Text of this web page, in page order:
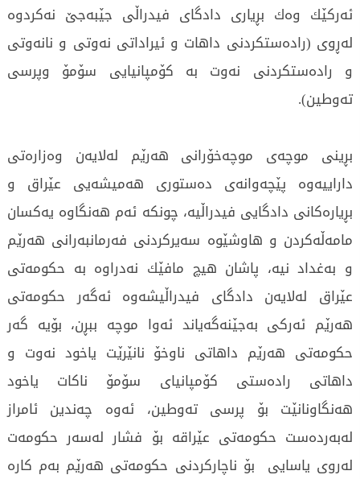
ئەركێك وەك بڕیاری دادگای فیدراڵی جێبەجێ نەكردوە
لەڕوی (رادەستكردنی داهات و ئیراداتی نەوتی و نانەوتی
و رادەستكردنی نەوت بە كۆمپانیایی سۆمۆ وپرسی
تەوطین).
بڕینی موچەی موچەخۆرانی هەرێم لەلایەن وەزارەتی
داراییەوە پێچەوانەی دەستوری هەمیشەیی عێراق و
بڕیارەكانی دادگایی فیدراڵیە، چونکە ئەم هەنگاوە یەكسان
مامەڵەكردن و هاوشێوە سەیركردنی فەرمانبەرانی هەرێم
و بەغداد نیە، پاشان هیچ مافێك نەدراوە بە حكومەتی
عێراق لەلایەن دادگای فیدراڵیشەوە ئەگەر حكومەتی
هەرێم ئەركی بەجێنەگەیاند ئەوا موچە ببڕن، بۆیە گەر
حكومەتی هەرێم داهاتی ناوخۆ نانێرێت یاخود نەوت و
داهاتی رادەستی كۆمپانیای سۆمۆ ناكات یاخود
هەنگاونانێت بۆ پرسی تەوطین، ئەوە چەندین ئامراز
لەبەردەست حكومەتی عێراقە بۆ فشار لەسەر حكومەت
لەروی یاسایی بۆ ناچاركردنی حكومەتی هەرێم بەم كارە